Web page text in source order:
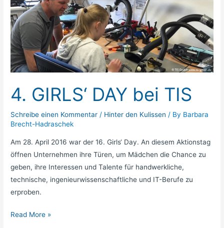
4. GIRLS‘ DAY bei TIS
Schreibe einen Kommentar / Hinter den Kulissen / By Barbara
Brecht-Hadraschek
Am 28. April 2016 war der 16. Girls‘ Day. An diesem Aktionstag
öffnen Unternehmen ihre Türen, um Mädchen die Chance zu
geben, ihre Interessen und Talente für handwerkliche,
technische, ingenieurwissenschaftliche und IT-Berufe zu
erproben.
4.
GIRLS‘
DAY
bei
TIS
Read More »